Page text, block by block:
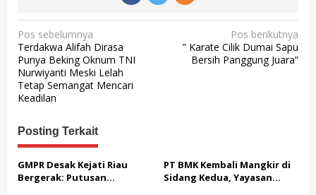
N
a
v
i
a
s
i
Pos sebelumnya
Terdakwa Alifah Dirasa
Punya Beking Oknum TNI
Nurwiyanti Meski Lelah
Tetap Semangat Mencari
Keadilan
Pos berikutnya
” Karate Cilik Dumai Sapu
Bersih Panggung Juara”
Posting Terkait
GMPR Desak Kejati Riau
Bergerak: Putusan
PT BMK Kembali Mangkir di
Sidang Kedua, Yayasan